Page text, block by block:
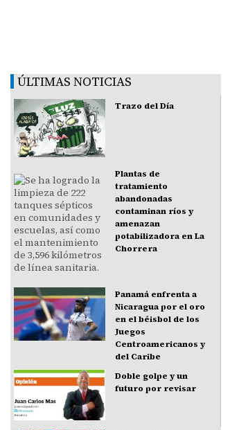
ÚLTIMAS NOTICIAS
Trazo del Día
Plantas de
tratamiento
abandonadas
contaminan ríos y
amenazan
potabilizadora en La
Chorrera
Panamá enfrenta a
Nicaragua por el oro
en el béisbol de los
Juegos
Centroamericanos y
del Caribe
Doble golpe y un
futuro por revisar